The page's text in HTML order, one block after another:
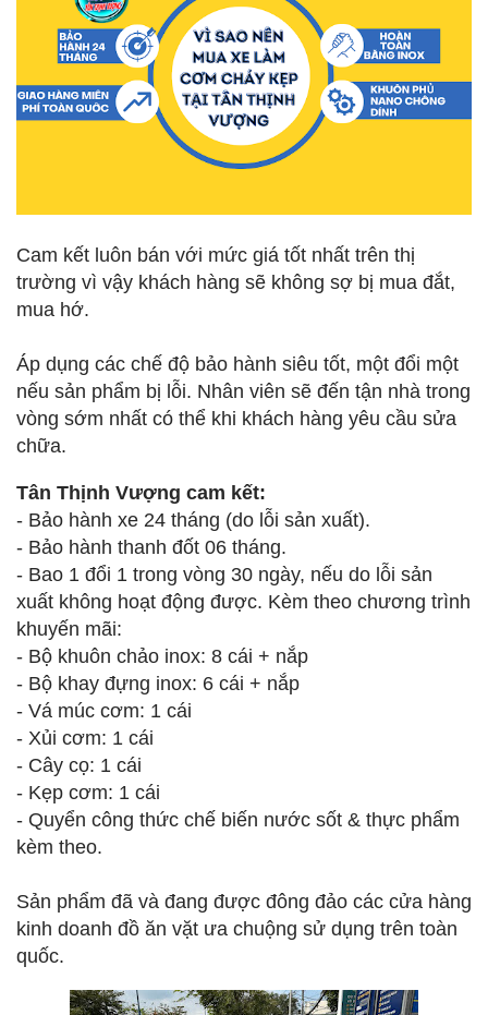
Cam kết luôn bán với mức giá tốt nhất trên thị
trường vì vậy khách hàng sẽ không sợ bị mua đắt,
mua hớ.
Áp dụng các chế độ bảo hành siêu tốt, một đổi một
nếu sản phẩm bị lỗi. Nhân viên sẽ đến tận nhà trong
vòng sớm nhất có thể khi khách hàng yêu cầu sửa
chữa.
Tân Thịnh Vượng cam kết:
- Bảo hành xe 24 tháng (do lỗi sản xuất).
- Bảo hành thanh đốt 06 tháng.
- Bao 1 đổi 1 trong vòng 30 ngày, nếu do lỗi sản
xuất không hoạt động được. Kèm theo chương trình
khuyến mãi:
- Bộ khuôn chảo inox: 8 cái + nắp
- Bộ khay đựng inox: 6 cái + nắp
- Vá múc cơm: 1 cái
- Xủi cơm: 1 cái
- Cây cọ: 1 cái
- Kẹp cơm: 1 cái
- Quyển công thức chế biến nước sốt & thực phẩm
kèm theo.
Sản phẩm đã và đang được đông đảo các cửa hàng
kinh doanh đồ ăn vặt ưa chuộng sử dụng trên toàn
quốc.